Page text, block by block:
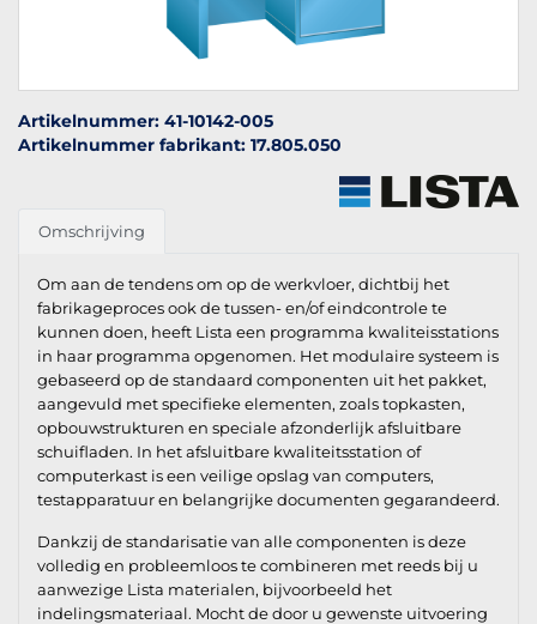
Artikelnummer: 41-10142-005
Artikelnummer fabrikant: 17.805.050
Omschrijving
Om aan de tendens om op de werkvloer, dichtbij het
fabrikageproces ook de tussen- en/of eindcontrole te
kunnen doen, heeft Lista een programma kwaliteisstations
in haar programma opgenomen. Het modulaire systeem is
gebaseerd op de standaard componenten uit het pakket,
aangevuld met specifieke elementen, zoals topkasten,
opbouwstrukturen en speciale afzonderlijk afsluitbare
schuifladen. In het afsluitbare kwaliteitsstation of
computerkast is een veilige opslag van computers,
testapparatuur en belangrijke documenten gegarandeerd.
Dankzij de standarisatie van alle componenten is deze
volledig en probleemloos te combineren met reeds bij u
aanwezige Lista materialen, bijvoorbeeld het
indelingsmateriaal. Mocht de door u gewenste uitvoering